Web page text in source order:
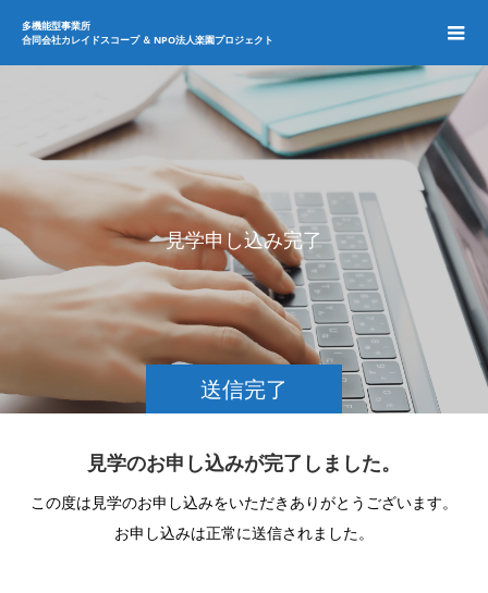
多機能型事業所
合同会社カレイドスコープ ＆ NPO法人楽園プロジェクト
送信完了
見学申し込み完了
見学のお申し込みが完了しました。
この度は見学のお申し込みをいただきありがとうございます。
お申し込みは正常に送信されました。